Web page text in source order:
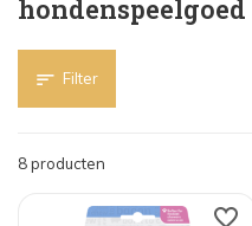
hondenspeelgoed
Filter
8 producten